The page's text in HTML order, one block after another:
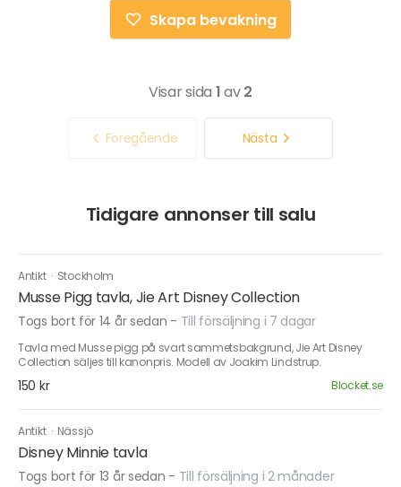
Skapa bevakning
Visar sida 1av2
Föregående Nästa
Tidigare annonser till salu
Antikt · Stockholm
Musse Pigg tavla, Jie Art Disney Collection
Togs bort för 14 år sedan - Till försäljning i 7 dagar
Tavla med Musse pigg på svart sammetsbakgrund, Jie Art Disney
Collection säljes till kanonpris. Modell av Joakim Lindstrup.
150 kr Blocket.se
Antikt · Nässjö
Disney Minnie tavla
Togs bort för 13 år sedan - Till försäljning i 2 månader